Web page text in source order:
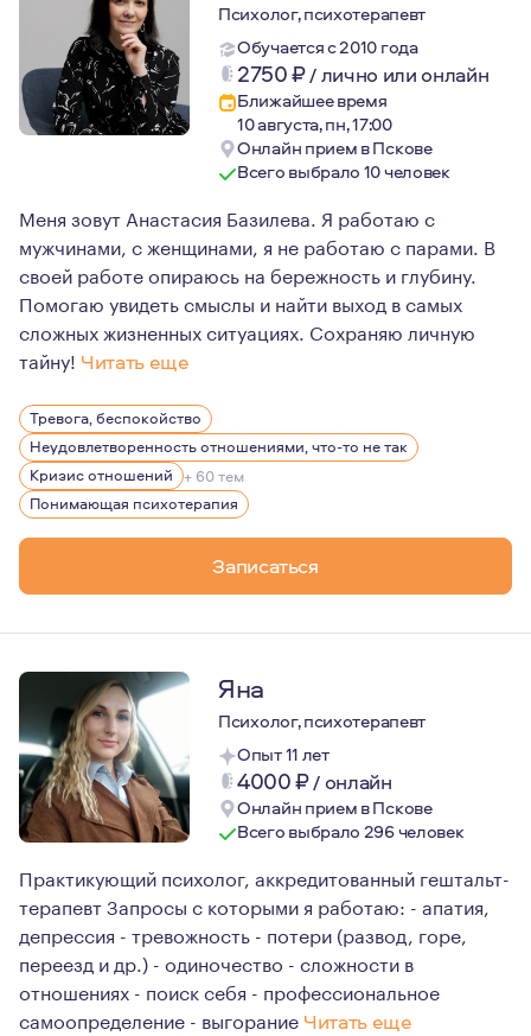
Психолог, психотерапевт
Обучается с 2010 года
2750₽/лично или онлайн
Ближайшее время
10 августа, пн, 17:00
Онлайн прием в Пскове
Всего выбрало 10 человек
Меня зовут Анастасия Базилева. Я работаю с
мужчинами, с женщинами, я не работаю с парами. В
своей работе опираюсь на бережность и глубину.
Помогаю увидеть смыслы и найти выход в самых
сложных жизненных ситуациях. Сохраняю личную
тайну! Читать еще
На что я опираюсь в своей практике:
Профессионализм — МГППУ один из лучших вузов,
Профессиональная этика — сохранение тайны
Безопасность и бережность в работе — я это
Я люблю то, что делаю. Я не боюсь глубины и готова
Для своей работы я черпаю вдохновение в
Тревога, беспокойство
Неудовлетворенность отношениями, что-то не так
Кризис отношений + 60 тем
Понимающая психотерапия
Записаться
Яна
Психолог, психотерапевт
Опыт 11 лет
4000₽/ онлайн
Онлайн прием в Пскове
Всего выбрало 296 человек
Практикующий психолог, аккредитованный гештальт-
терапевт Запросы с которыми я работаю: - апатия,
депрессия - тревожность - потери (развод, горе,
переезд и др.) - одиночество - сложности в
отношениях - поиск себя - профессиональное
самоопределение - выгорание Читать еще